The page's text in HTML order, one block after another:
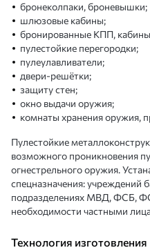
бронеколпаки, броневышки;
шлюзовые кабины;
бронированные КПП,
пулестойкие перегородки;
пулеулавливатели;
двери-решётки;
защиту стен;
окно выдачи оружия;
комнаты хранения оружия,
Пулестойкие
возможного проникновения
огнестрельного оружия.
спецназначения: учреждений
подразделениях МВД, ФСБ,
необходимости частными
Технология изготовления